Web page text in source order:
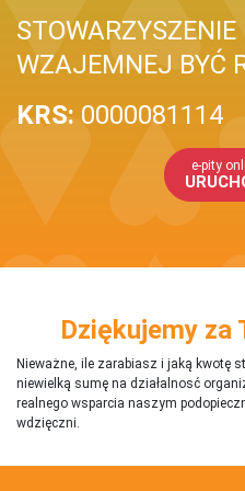
STOWARZYSZENIE
WZAJEMNEJ BYĆ
KRS: 0000081114
e-pity
Dziękujemy za
Nieważne, ile zarabiasz i jaką kwotę
niewielką sumę na działalnosć
realnego wsparcia naszym
wdzięczni.